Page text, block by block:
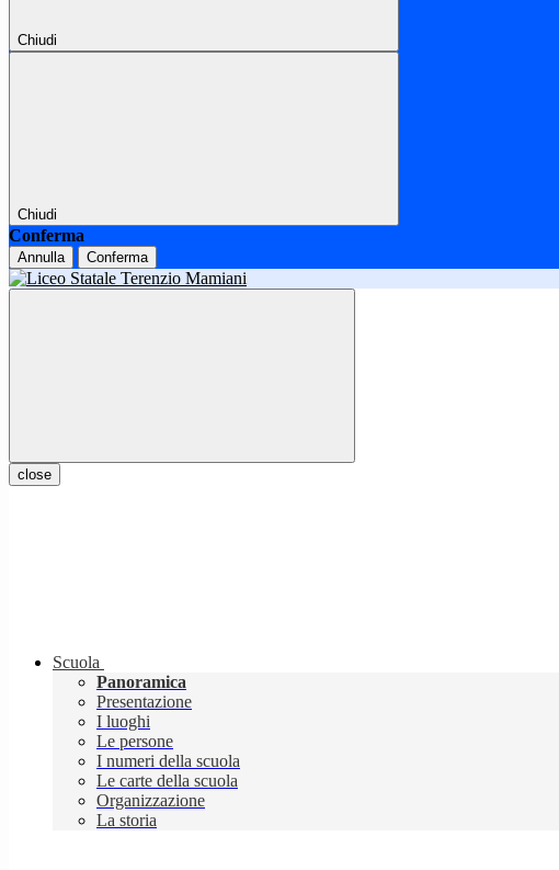
Chiudi
Chiudi
Conferma
Annulla Conferma
close
Scuola
Panoramica
Presentazione
I luoghi
Le persone
I numeri della scuola
Le carte della scuola
Organizzazione
La storia